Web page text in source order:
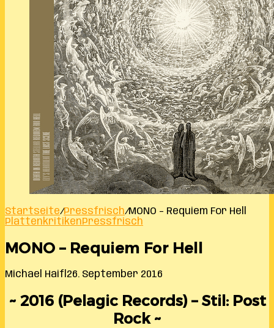
Startseite/Pressfrisch/MONO – Requiem For Hell
PlattenkritikenPressfrisch
MONO – Requiem For Hell
Michael Haifl 26. September 2016
~ 2016 (Pelagic Records) – Stil: Post
Rock ~